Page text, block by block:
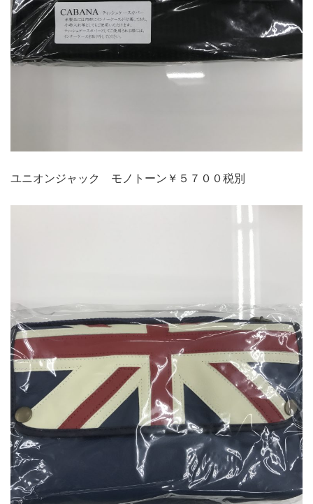
ユニオンジャック モノトーン￥５７００税別